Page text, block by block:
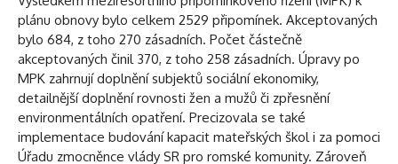
plánu obnovy bylo celkem 2529 připomínek. Akceptovaných
bylo 684, z toho 270 zásadních. Počet částečně
akceptovaných činil 370, z toho 258 zásadních. Úpravy po
MPK zahrnují doplnění subjektů sociální ekonomiky,
detailnější doplnění rovnosti žen a mužů či zpřesnění
environmentálních opatření. Precizovala se také
implementace budování kapacit mateřských škol i za pomoci
Úřadu zmocněnce vlády SR pro romské komunity. Zároveň